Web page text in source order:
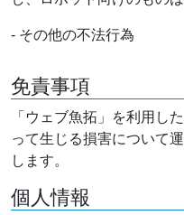
- その他の不法行為
免責事項
「ウェブ魚拓」を利用し
って生じる損害について
します。
個人情報